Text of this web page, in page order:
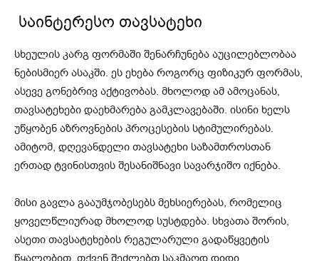
საინტერესო თავსატეხი
სხეულის კარგ ფორმაში შენარჩუნება აუცილებლობაა
ნებისმიერ ასაკში. ეს ეხება როგორც ფიზიკურ ფორმას,
ასევე გონებრივ აქტივობას. მხოლოდ ამ ამოცანას,
თავსატეხები დაეხმარება გამკლავებაში. ისინი ხელს
უწყობენ აზროვნების პროცესების სტიმულირებას.
ამიტომ, დღევანდელი თავსატეხი საზამთროსთან
ერთად ტვინისთვის შესანიშნავი სავარჯიშო იქნება.
მისი გავლა გააუმჯობესებს მეხსიერებას, რომელიც
ყოველწლიურად მხოლოდ სუსტდება. სხვათა შორის,
ასეთი თავსატეხების რეგულარული გადაწყვეტის